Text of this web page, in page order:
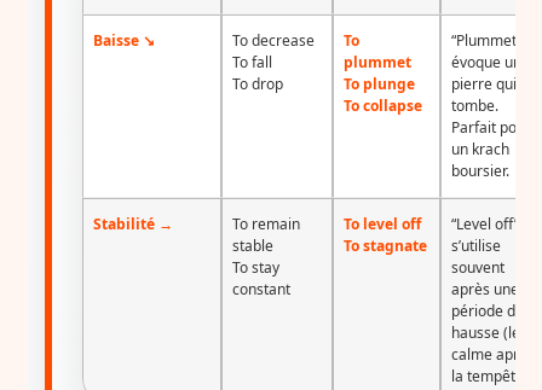
Baisse ↘
To decrease
To fall
To drop
To
plummet
To plunge
To collapse
“Plummet”
évoque une
pierre qui
tombe.
Parfait pour
un krach
boursier.
Stabilité →
To remain
stable
To stay
constant
To level off
To stagnate
“Level off”
s’utilise
souvent
après une
période de
hausse (le
calme après
la tempête).